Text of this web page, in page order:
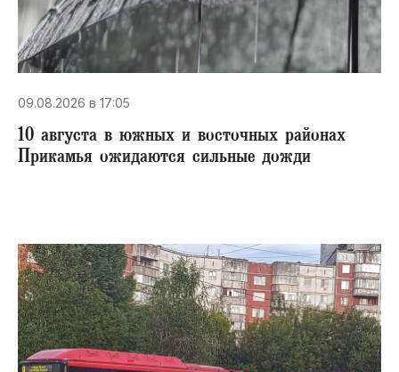
09.08.2026 в 17:05
10 августа в южных и восточных районах
Прикамья ожидаются сильные дожди